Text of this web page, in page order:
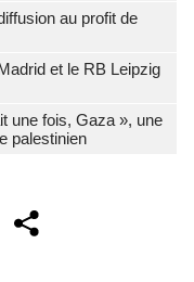
au profit de
et le RB Leipzig
une fois, Gaza », une
palestinien